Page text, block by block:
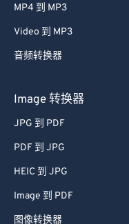
MP4 到 MP3
Video 到 MP3
音频转换器
Image 转换器
JPG 到 PDF
PDF 到 JPG
HEIC 到 JPG
Image 到 PDF
图像转换器